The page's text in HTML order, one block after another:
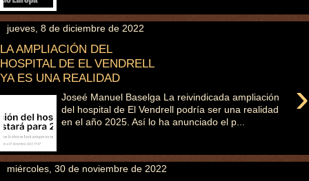
jueves, 8 de diciembre de 2022
LA AMPLIACIÓN DEL
HOSPITAL DE EL VENDRELL
YA ES UNA REALIDAD
›
Joseé Manuel Baselga La reivindicada ampliación
del hospital de El Vendrell podría ser una realidad
en el año 2025. Así lo ha anunciado el p...
miércoles, 30 de noviembre de 2022